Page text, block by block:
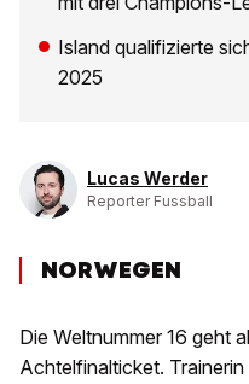
Island qualifizierte
2025
Lucas Werder
Reporter Fussball
NORWEGEN
Die Weltnummer 16 geht
Achtelfinalticket.